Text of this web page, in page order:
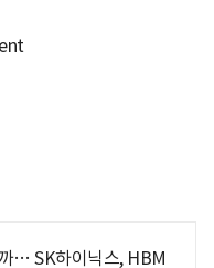
… SK하이닉스, HBM